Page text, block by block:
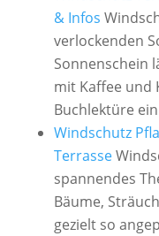
& Infos
verlockenden
Sonnenschein
mit Kaffee und
Buchlektüre
Windschutz
Terrasse
spannendes
Bäume,
gezielt so